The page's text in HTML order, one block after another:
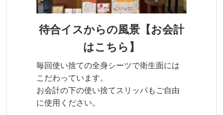
待合イスからの風景【お会計
はこちら】
毎回使い捨ての全身シーツで衛生面には
こだわっています。
お会計の下の使い捨てスリッパもご自由
に使用ください。